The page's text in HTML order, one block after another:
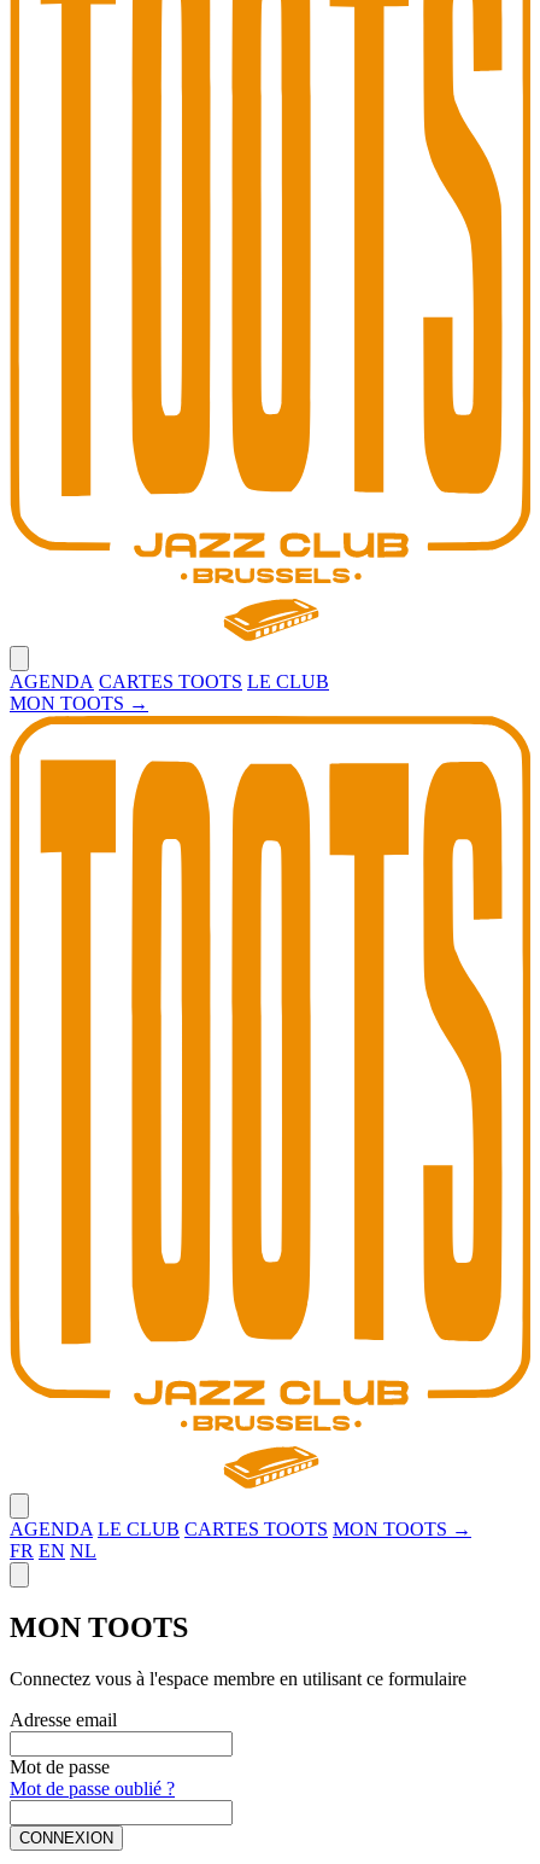
AGENDA CARTES TOOTS LE CLUB
MON TOOTS →
Toots Jazz Club
AGENDA LE CLUB CARTES TOOTS MON TOOTS →
FR EN NL
MON TOOTS
Connectez vous à l'espace membre en utilisant ce formulaire
Adresse email
Mot de passe
Mot de passe oublié ?
CONNEXION